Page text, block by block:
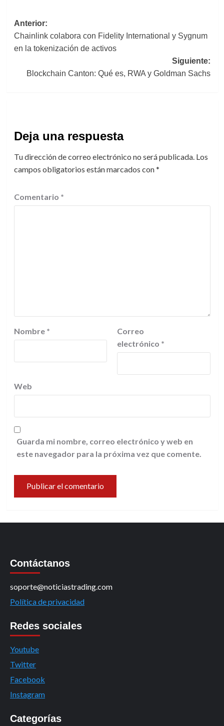
Navegación
de
Anterior:
Chainlink colabora con Fidelity International y Sygnum
en la tokenización de activos
Siguiente:
Blockchain Canton: Qué es, RWA y Goldman Sachs
Deja una respuesta
Tu dirección de correo electrónico no será publicada. Los
campos obligatorios están marcados con*
Comentario *
Nombre *
Correo
electrónico *
Web
Guarda mi nombre, correo electrónico y web en
este navegador para la próxima vez que comente.
Contáctanos
soporte@noticiastrading.com
Política de privacidad
Redes sociales
Youtube
Twitter
Facebook
Instagram
Categorías